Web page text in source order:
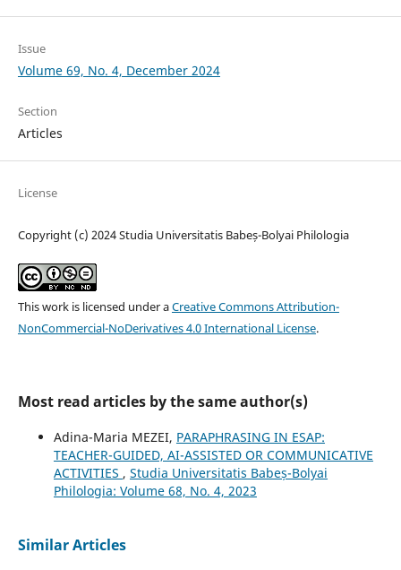
Issue
Volume 69, No. 4, December 2024
Section
Articles
License
Copyright (c) 2024 Studia Universitatis Babeș-Bolyai Philologia
This work is licensed under aCreative Commons Attribution-
NonCommercial-NoDerivatives 4.0 International License.
Most read articles by the same author(s)
Adina-Maria MEZEI, PARAPHRASING IN ESAP:
TEACHER-GUIDED, AI-ASSISTED OR COMMUNICATIVE
ACTIVITIES , Studia Universitatis Babeș-Bolyai
Philologia: Volume 68, No. 4, 2023
Similar Articles